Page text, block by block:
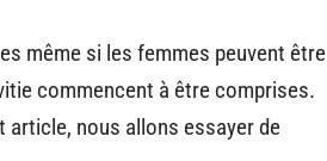
même si les femmes peuvent être
commencent à être comprises.
article, nous allons essayer de